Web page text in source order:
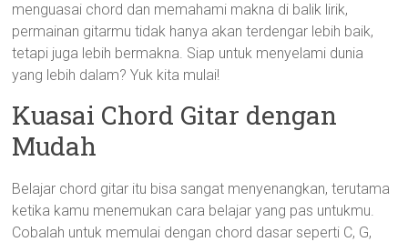
menguasai chord dan memahami makna di balik lirik,
permainan gitarmu tidak hanya akan terdengar lebih baik,
tetapi juga lebih bermakna. Siap untuk menyelami dunia
yang lebih dalam? Yuk kita mulai!
Kuasai Chord Gitar dengan
Mudah
Belajar chord gitar itu bisa sangat menyenangkan, terutama
ketika kamu menemukan cara belajar yang pas untukmu.
Cobalah untuk memulai dengan chord dasar seperti C, G,